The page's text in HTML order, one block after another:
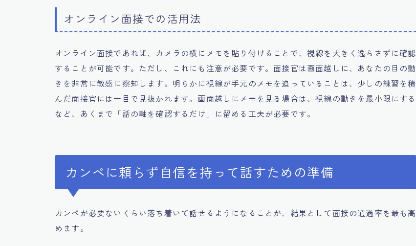
オンライン面接での活用法
オンライン面接であれば、カメラの横にメモを貼り付けることで、視線を大きく逸らさずに確認
することが可能です。ただし、これにも注意が必要です。面接官は画面越しに、あなたの目の動
きを非常に敏感に察知します。明らかに視線が手元のメモを追っていることは、少しの練習を積
んだ面接官には一目で見抜かれます。画面越しにメモを見る場合は、視線の動きを最小限にする
など、あくまで「話の軸を確認するだけ」に留める工夫が必要です。
カンペに頼らず自信を持って話すための準備
カンペが必要ないくらい落ち着いて話せるようになることが、結果として面接の通過率を最も高
めます。